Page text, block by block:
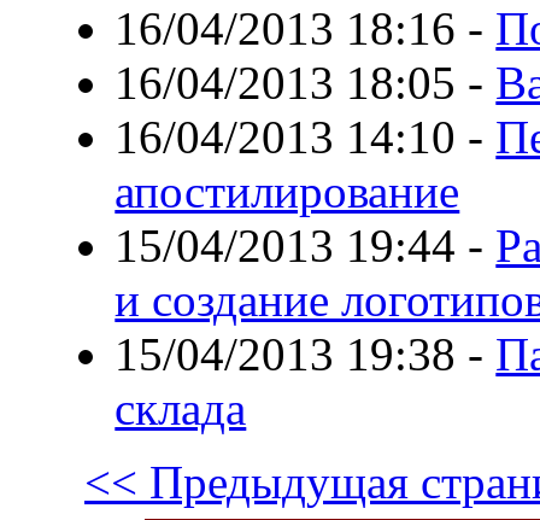
16/04/2013 18:16 -
16/04/2013 18:05 -
16/04/2013 14:10 -
апостилирование
15/04/2013 19:44 -
и создание
15/04/2013 19:38 -
склада
<< Предыдущая